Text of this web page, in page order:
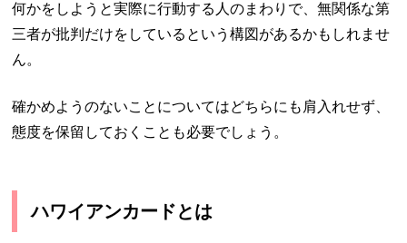
何かをしようと実際に行動する人のまわりで、無関係な第
三者が批判だけをしているという構図があるかもしれませ
ん。
確かめようのないことについてはどちらにも肩入れせず、
態度を保留しておくことも必要でしょう。
ハワイアンカードとは